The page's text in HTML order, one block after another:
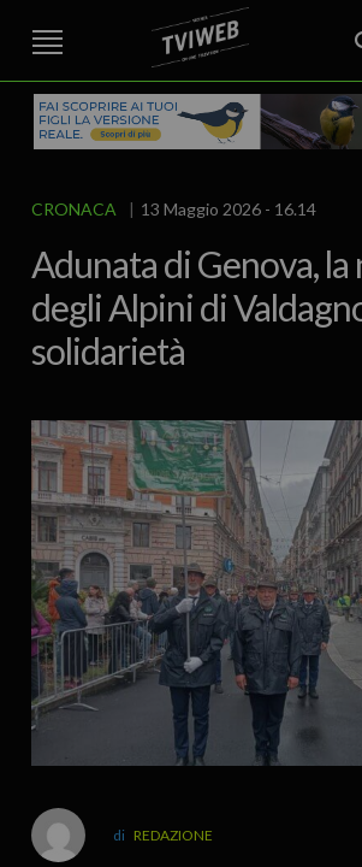
STREET TG CRONACA VENETO
AREA BERICA
ECONOMIA ATTUALITA’
EDITORIALE ITALIA E MONDO CURIOSITÀ – LIFESTYLE
SPORT
IL GRAFFIO FOOD & DRINK FUORIPORTA
CRONACA 13 Maggio 2026 - 16.14
Adunata di Genova, la
degli Alpini di
solidarietà
REDAZIONE